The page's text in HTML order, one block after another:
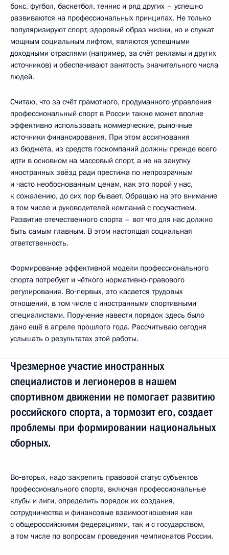
бокс, футбол, баскетбол, теннис и ряд других – успешно
развиваются на профессиональных принципах. Не только
популяризируют спорт, здоровый образ жизни, но и служат
мощным социальным лифтом, являются успешными
доходными отраслями (например, за счёт рекламы и других
источников) и обеспечивают занятость значительного числа
людей.
Считаю, что за счёт грамотного, продуманного управления
профессиональный спорт в России также может вполне
эффективно использовать коммерческие, рыночные
источники финансирования. При этом ассигнования
из бюджета, из средств госкомпаний должны прежде всего
идти в основном на массовый спорт, а не на закупку
иностранных звёзд ради престижа по непрозрачным
и часто необоснованным ценам, как это порой у нас,
к сожалению, до сих пор бывает. Обращаю на это внимание
в том числе и руководителей компаний с госучастием.
Развитие отечественного спорта – вот что для нас должно
быть самым главным. В этом настоящая социальная
ответственность.
Формирование эффективной модели профессионального
спорта потребует и чёткого нормативно-правового
регулирования. Во‑первых, это касается трудовых
отношений, в том числе с иностранными спортивными
специалистами. Поручение навести порядок здесь было
дано ещё в апреле прошлого года. Рассчитываю сегодня
услышать о результатах этой работы.
Чрезмерное участие иностранных
специалистов и легионеров в нашем
спортивном движении не помогает развитию
российского спорта, а тормозит его, создает
проблемы при формировании национальных
сборных.
Во‑вторых, надо закрепить правовой статус субъектов
профессионального спорта, включая профессиональные
клубы и лиги, определить порядок их создания,
сотрудничества и финансовые взаимоотношения как
с общероссийскими федерациями, так и с государством,
в том числе по вопросам проведения чемпионатов России.